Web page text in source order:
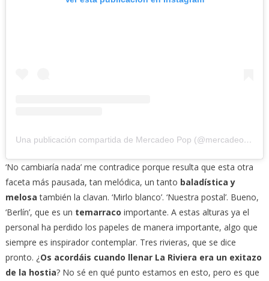
Una publicación compartida de Mercadeo Pop (@mercadeo_pop)
‘No cambiaría nada’ me contradice porque resulta que esta otra
faceta más pausada, tan melódica, un tanto baladística y
melosa también la clavan. ‘Mirlo blanco’. ‘Nuestra postal’. Bueno,
‘Berlín’, que es un temarraco importante. A estas alturas ya el
personal ha perdido los papeles de manera importante, algo que
siempre es inspirador contemplar. Tres rivieras, que se dice
pronto. ¿Os acordáis cuando llenar La Riviera era un exitazo
de la hostia? No sé en qué punto estamos en esto, pero es que